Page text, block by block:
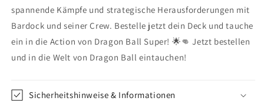
spannende Kämpfe und strategische Herausforderungen mit
Bardock und seiner Crew. Bestelle jetzt dein Deck und tauche
ein in die Action von Dragon Ball Super! 🌟👊 Jetzt bestellen
und in die Welt von Dragon Ball eintauchen!
Sicherheitshinweise & Informationen